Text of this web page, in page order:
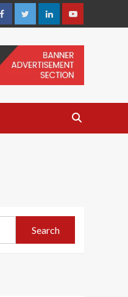
FacebookTwitterLinkedinYoutube
Search